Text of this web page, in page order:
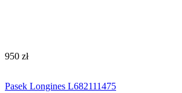
‍950‍ zł
Pasek Longines L682111475